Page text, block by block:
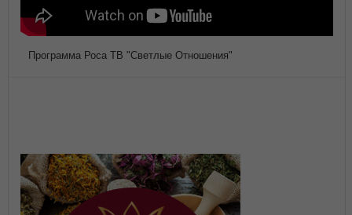
Программа Роса ТВ "Светлые Отношения"